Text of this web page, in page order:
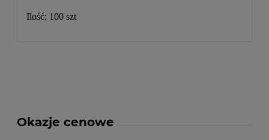
Ilość: 100 szt
Okazje cenowe